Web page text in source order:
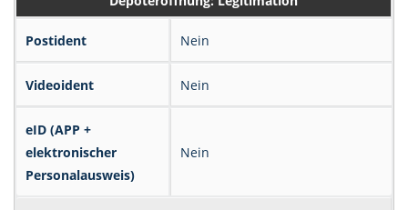
Postident Nein
Videoident Nein
eID (APP +
elektronischer
Personalausweis)
Nein